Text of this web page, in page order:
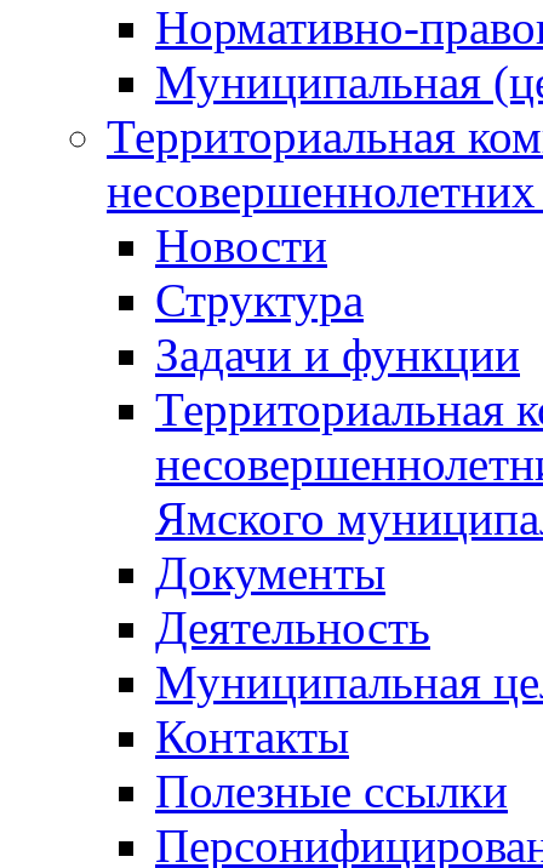
Нормативно-
Муниципальная
Территориальная
Новости
Структура
Задачи и функции
Территориальная
Ямского
Документы
Деятельность
Муниципальная
Контакты
Полезные ссылки